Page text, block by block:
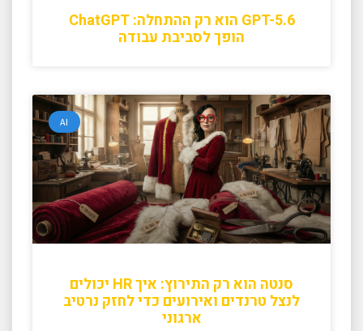
GPT-5.6 הוא רק ההתחלה: ChatGPT
הופך לסביבת עבודה
AI
סנטה הוא רק התירוץ: איך HR יכולים
לנצל טרנדים ואירועים כדי לחזק נרטיב
ארגוני